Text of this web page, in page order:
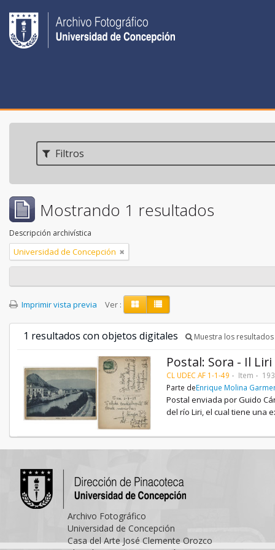
Filtros
Mostrando 1 resultados
Descripción archivística
Universidad de Concepción
Imprimir vista previa Ver :
1 resultados con objetos digitales Muestra los
Postal: Sora - Il Liri
CL UDEC AF 1-1-49 Item
Parte deEnrique Molina
Postal enviada por Guido
del río Liri, el cual tiene una
Archivo Fotográfico
Universidad de Concepción
Casa del Arte José Clemente Orozco